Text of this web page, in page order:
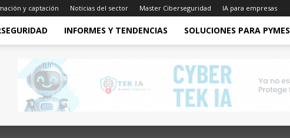
y captación Noticias del sector Master Ciberseguridad IA para empresas
INFORMES Y TENDENCIAS SOLUCIONES PARA PYMES